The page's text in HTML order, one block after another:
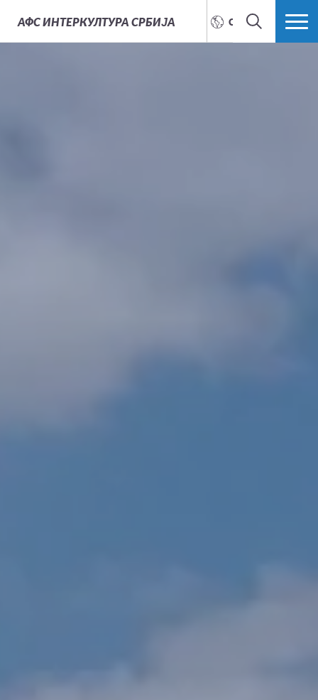
АФСИНТЕРКУЛТУРА СРБИЈА СРПСКИ
ТРАЖИ ВИШЕ